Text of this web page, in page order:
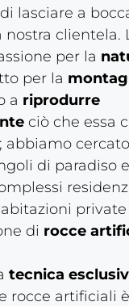
lasciare a
nostra clientela.
per la
per la
a riprodurre
ciò che essa
abbiamo
di paradiso
private
di rocce
tecnica
rocce artificiali è